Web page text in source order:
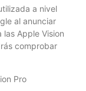
a nivel
al anunciar
Apple Vision
comprobar
Pro